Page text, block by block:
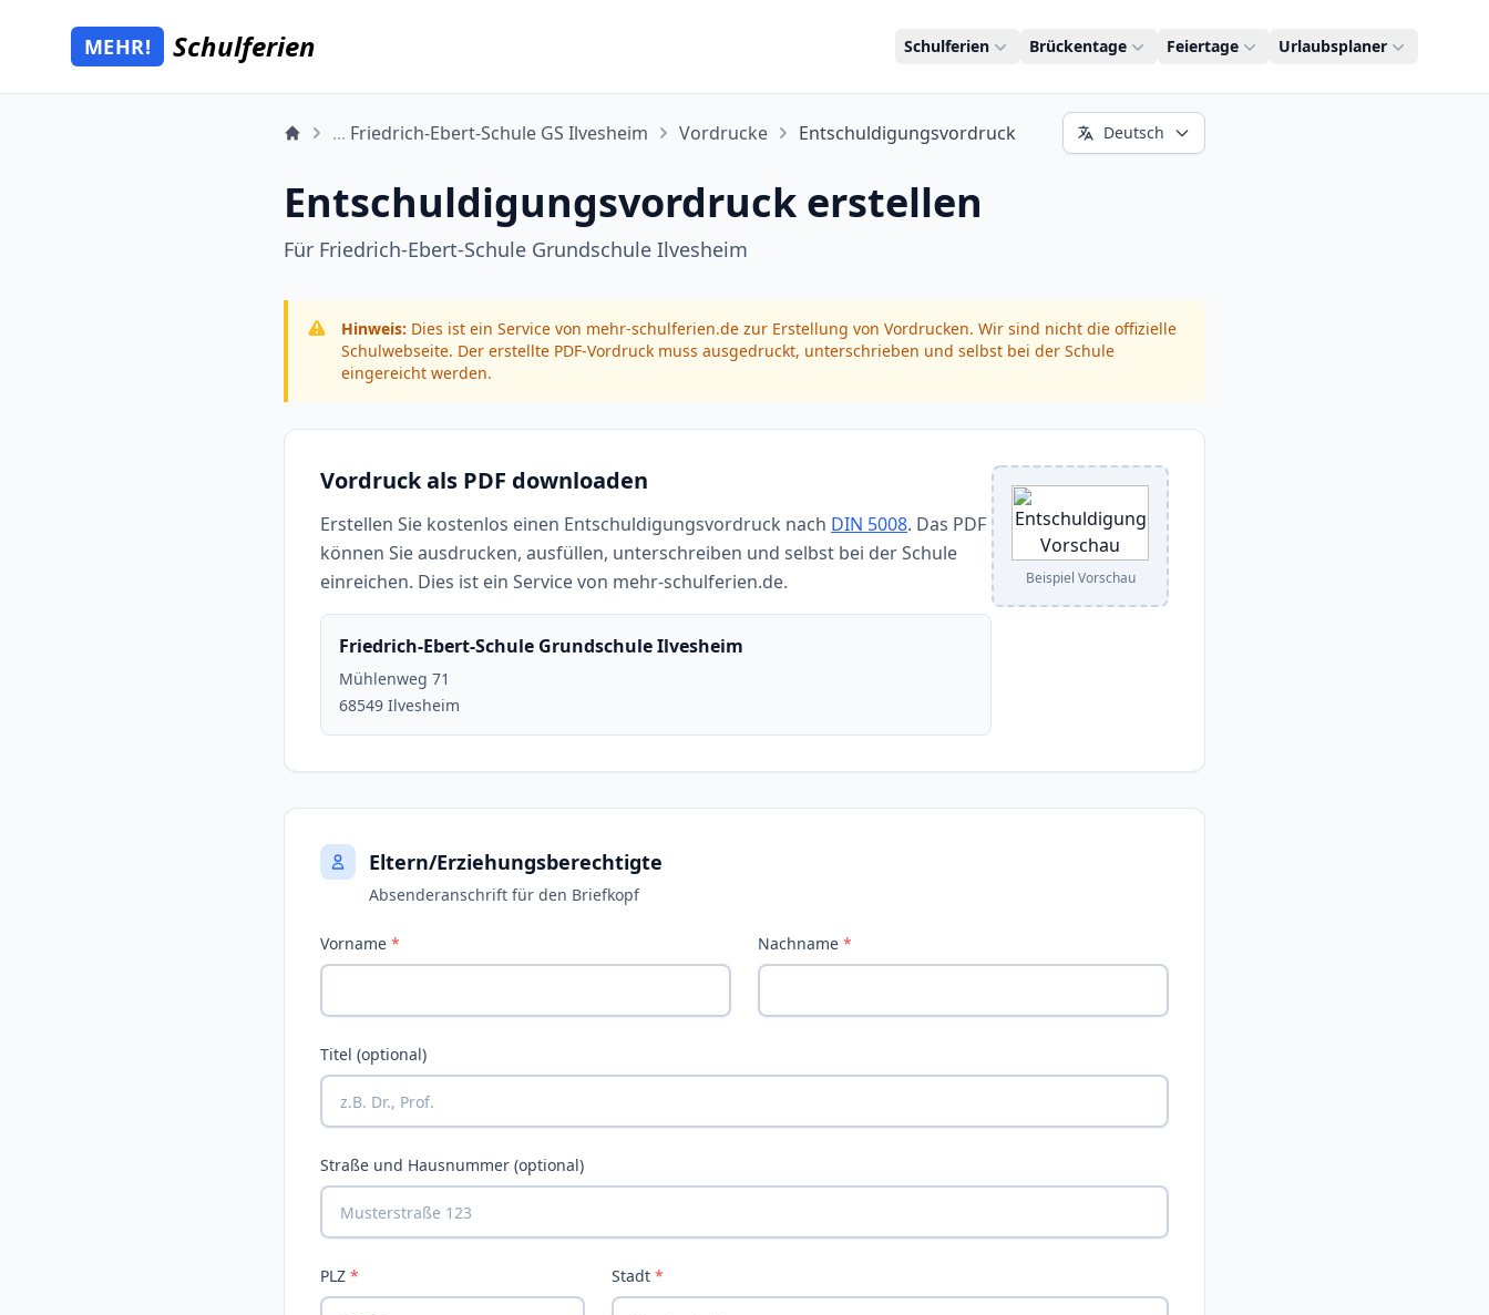
Mehr Schulferien
MEHR! Schulferien Schulferien Brückentage Feiertage Urlaubsplaner
... Friedrich-Ebert-Schule GS Ilvesheim Vordrucke Entschuldigungsvordruck Deutsch
Entschuldigungsvordruck erstellen
Für Friedrich-Ebert-Schule Grundschule Ilvesheim
Hinweis: Dies ist ein Service von mehr-schulferien.de zur Erstellung von Vordrucken. Wir sind nicht die offizielle
Schulwebseite. Der erstellte PDF-Vordruck muss ausgedruckt, unterschrieben und selbst bei der Schule
eingereicht werden.
Vordruck als PDF downloaden
Erstellen Sie kostenlos einen Entschuldigungsvordruck nach DIN 5008. Das PDF
können Sie ausdrucken, ausfüllen, unterschreiben und selbst bei der Schule
einreichen. Dies ist ein Service von mehr-schulferien.de.
Friedrich-Ebert-Schule Grundschule Ilvesheim
Mühlenweg 71
68549 Ilvesheim
Beispiel Vorschau
Eltern/Erziehungsberechtigte
Absenderanschrift für den Briefkopf
Vorname * Nachname *
Titel (optional)
Straße und Hausnummer (optional)
PLZ * Stadt*